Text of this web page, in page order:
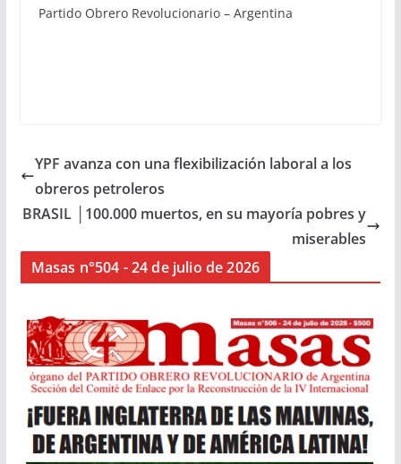
Partido Obrero Revolucionario – Argentina
YPF avanza con una flexibilización laboral a los
obreros petroleros
BRASIL │100.000 muertos, en su mayoría pobres y
miserables
Masas n°504 - 24 de julio de 2026